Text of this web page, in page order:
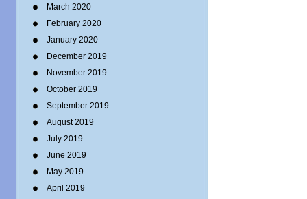
March 2020
February 2020
January 2020
December 2019
November 2019
October 2019
September 2019
August 2019
July 2019
June 2019
May 2019
April 2019